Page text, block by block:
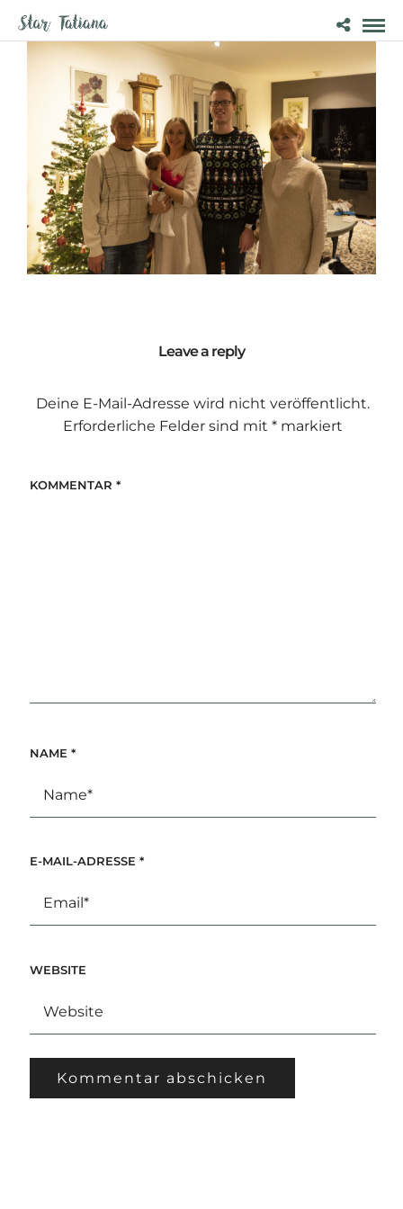
Leave a reply
Deine E-Mail-Adresse wird nicht veröffentlicht.
Erforderliche Felder sind mit *markiert
KOMMENTAR *
NAME *
E-MAIL-ADRESSE *
WEBSITE